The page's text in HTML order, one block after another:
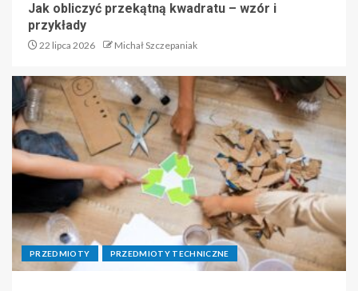
Jak obliczyć przekątną kwadratu – wzór i
przykłady
22 lipca 2026 Michał Szczepaniak
PRZEDMIOTY PRZEDMIOTY TECHNICZNE